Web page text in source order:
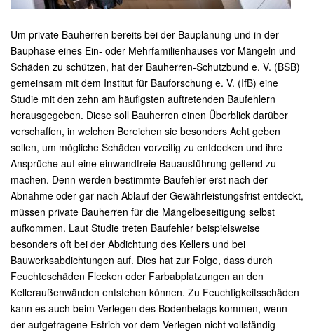
Um private Bauherren bereits bei der Bauplanung und in der
Bauphase eines Ein- oder Mehrfamilienhauses vor Mängeln und
Schäden zu schützen, hat der Bauherren-Schutzbund e. V. (BSB)
gemeinsam mit dem Institut für Bauforschung e. V. (IfB) eine
Studie mit den zehn am häufigsten auftretenden Baufehlern
herausgegeben. Diese soll Bauherren einen Überblick darüber
verschaffen, in welchen Bereichen sie besonders Acht geben
sollen, um mögliche Schäden vorzeitig zu entdecken und ihre
Ansprüche auf eine einwandfreie Bauausführung geltend zu
machen. Denn werden bestimmte Baufehler erst nach der
Abnahme oder gar nach Ablauf der Gewährleistungsfrist entdeckt,
müssen private Bauherren für die Mängelbeseitigung selbst
aufkommen. Laut Studie treten Baufehler beispielsweise
besonders oft bei der Abdichtung des Kellers und bei
Bauwerksabdichtungen auf. Dies hat zur Folge, dass durch
Feuchteschäden Flecken oder Farbabplatzungen an den
Kelleraußenwänden entstehen können. Zu Feuchtigkeitsschäden
kann es auch beim Verlegen des Bodenbelags kommen, wenn
der aufgetragene Estrich vor dem Verlegen nicht vollständig